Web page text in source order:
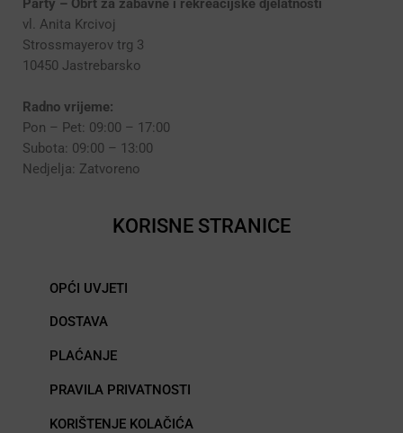
Party – Obrt za zabavne i rekreacijske djelatnosti
vl. Anita Krcivoj
Strossmayerov trg 3
10450 Jastrebarsko
Radno vrijeme:
Pon – Pet: 09:00 – 17:00
Subota: 09:00 – 13:00
Nedjelja: Zatvoreno
KORISNE STRANICE
OPĆI UVJETI
DOSTAVA
PLAĆANJE
PRAVILA PRIVATNOSTI
KORIŠTENJE KOLAČIĆA